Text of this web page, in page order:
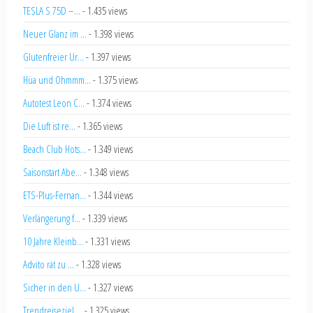
TESLA S 75D –... - 1.435 views
Neuer Glanz im ... - 1.398 views
Glutenfreier Ur... - 1.397 views
Hüa und Ohmmm... - 1.375 views
Autotest Leon C... - 1.374 views
Die Luft ist re... - 1.365 views
Beach Club Hots... - 1.349 views
Saisonstart Abe... - 1.348 views
ETS-Plus-Fernan... - 1.344 views
Verlängerung f... - 1.339 views
10 Jahre Kleinb... - 1.331 views
Advito rät zu ... - 1.328 views
Sicher in den U... - 1.327 views
Trendreiseziel ...
- 1.325 views